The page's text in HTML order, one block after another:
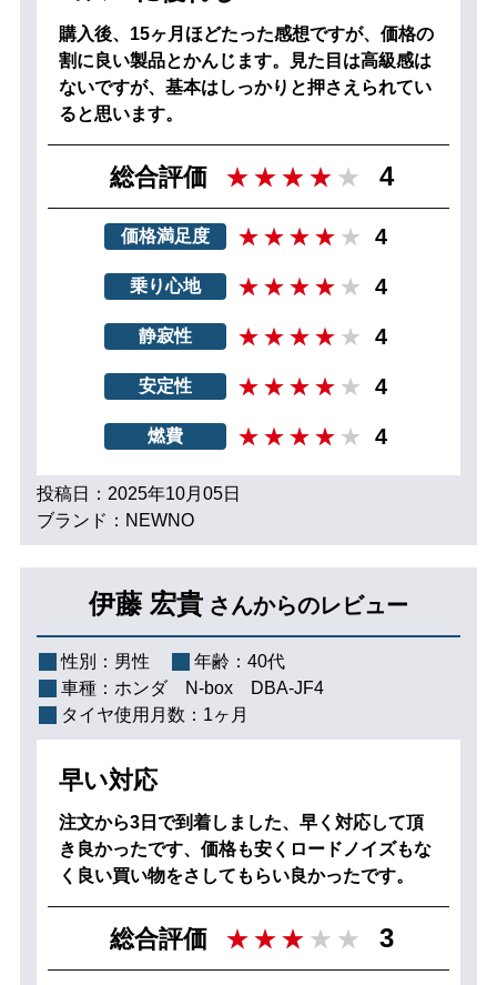
購入後、15ヶ月ほどたった感想ですが、価格の
割に良い製品とかんじます。見た目は高級感は
ないですが、基本はしっかりと押さえられてい
ると思います。
総合評価 4
価格満足度 4
乗り心地 4
静寂性 4
安定性 4
燃費 4
投稿日：2025年10月05日
ブランド：NEWNO
伊藤 宏貴 さんからのレビュー
性別： 男性 年齢： 40代
車種： ホンダ N‐box DBA-JF4
タイヤ使用月数： 1ヶ月
早い対応
注文から3日で到着しました、早く対応して頂
き良かったです、価格も安くロードノイズもな
く良い買い物をさしてもらい良かったです。
総合評価 3